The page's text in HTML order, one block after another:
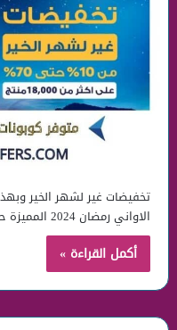
تخفيضات غير لشهر الخير
الاواني رمضان 2024 المميزة حيث سنعرض لك تفاصيل هذه…
أكمل القراءة »